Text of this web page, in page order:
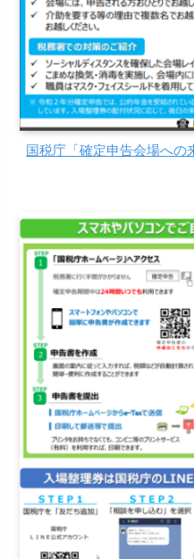
国税庁「確定申告会場への